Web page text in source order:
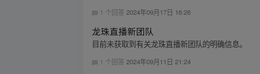
1 个回答2024年09月17日 16:26
龙珠直播新团队
目前未获取到有关龙珠直播新团队的明确信息。
1 个回答2024年09月11日 21:24